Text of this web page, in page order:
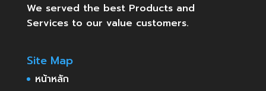
We served the best Products and
Services to our value customers.
Site Map
หน้าหลัก